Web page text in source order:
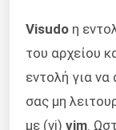
Visudo η
του αρχείου
εντολή για
σας μη
με (vi) vim.